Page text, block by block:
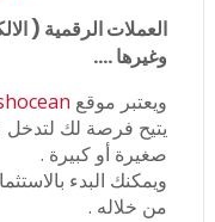
وغيرها ....
ويعتبر موقع
يتيح فرصة لك لتدخل
صغيرة أو كبيرة .
ويمكنك البدء
من خلاله .